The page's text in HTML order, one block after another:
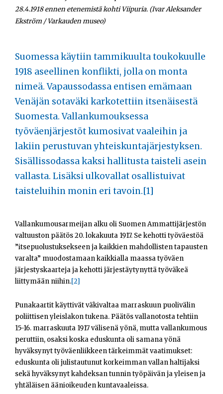
Opiskelijat
28.4.1918 ennen etenemistä kohti Viipuria. (Ivar Aleksander
Ekström / Varkauden museo)
Suomessa käytiin tammikuulta toukokuulle
1918 aseellinen konflikti, jolla on monta
nimeä. Vapaussodassa entisen emämaan
Venäjän sotaväki karkotettiin itsenäisestä
Suomesta. Vallankumouksessa
työväenjärjestöt kumosivat vaaleihin ja
lakiin perustuvan yhteiskuntajärjestyksen.
Sisällissodassa kaksi hallitusta taisteli asein
vallasta. Lisäksi ulkovallat osallistuivat
taisteluihin monin eri tavoin.[1]
Vallankumousarmeijan alku oli Suomen Ammattijärjestön
valtuuston päätös 20. lokakuuta 1917. Se kehotti työväestöä
”itsepuolustuksekseen ja kaikkien mahdollisten tapausten
varalta” muodostamaan kaikkialla maassa työväen
järjestyskaarteja ja kehotti järjestäytynyttä työväkeä
liittymään niihin.[2]
Punakaartit käyttivät väkivaltaa marraskuun puolivälin
poliittisen yleislakon tukena. Päätös vallanotosta tehtiin
15-16. marraskuuta 1917 välisenä yönä, mutta vallankumous
peruttiin, osaksi koska eduskunta oli samana yönä
hyväksynyt työväenliikkeen tärkeimmät vaatimukset:
eduskunta oli julistautunut korkeimman vallan haltijaksi
sekä hyväksynyt kahdeksan tunnin työpäivän ja yleisen ja
yhtäläisen äänioikeuden kuntavaaleissa.